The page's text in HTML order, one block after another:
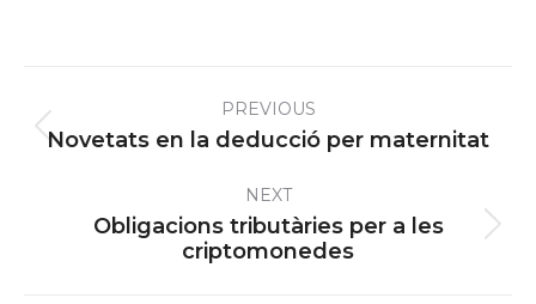
navigationPREVIOUS
Previous
Novetats en la deducció per maternitat
NEXT
Next
post:
Obligacions tributàries per a les
criptomonedes